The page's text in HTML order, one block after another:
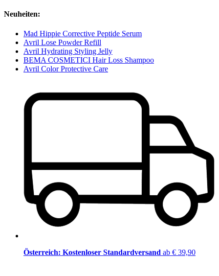
Neuheiten:
Mad Hippie Corrective Peptide Serum
Avril Lose Powder Refill
Avril Hydrating Styling Jelly
BEMA COSMETICI Hair Loss Shampoo
Avril Color Protective Care
Österreich: Kostenloser Standardversand ab € 39,90